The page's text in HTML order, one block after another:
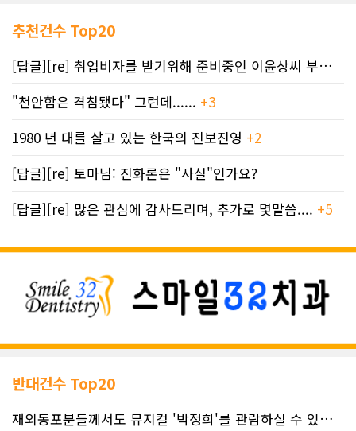
추천건수 Top20
[답글][re] 취업비자를 받기위해 준비중인 이윤상씨 부부께 드리는 편지
"천안함은 격침됐다" 그런데...... +3
1980 년 대를 살고 있는 한국의 진보진영 +2
[답글][re] 토마님: 진화론은 "사실"인가요?
[답글][re] 많은 관심에 감사드리며, 추가로 몇말씀.... +5
반대건수 Top20
재외동포분들께서도 뮤지컬 '박정희'를 관람하실 수 있도록 노력하겠습니..